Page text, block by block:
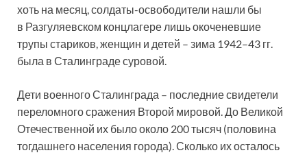
хоть на месяц, солдаты-освободители нашли бы
в Разгуляевском концлагере лишь окоченевшие
трупы стариков, женщин и детей – зима 1942–43 гг.
была в Сталинграде суровой.
Дети военного Сталинграда – последние свидетели
переломного сражения Второй мировой. До Великой
Отечественной их было около 200 тысяч (половина
тогдашнего населения города). Сколько их осталось